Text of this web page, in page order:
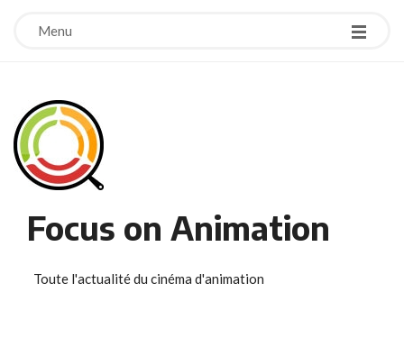
Menu
Focus on Animation
Toute l'actualité du cinéma d'animation